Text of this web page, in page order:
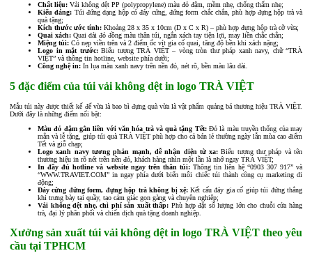
Chất liệu: Vải không dệt PP (polypropylene) màu đỏ đậm, mềm nhẹ, chống thấm nhẹ;
Kiểu dáng: Túi đứng dạng hộp có đáy cứng, đứng form chắc chắn, phù hợp đựng hộp trà và
quà tặng;
Kích thước ước tính: Khoảng 28 x 35 x 10cm (D x C x R) – phù hợp đựng hộp trà cỡ vừa;
Quai xách: Quai dải đỏ đồng màu thân túi, ngắn xách tay tiện lợi, may liền chắc chắn;
Miệng túi: Có nẹp viền trên và 2 điểm ốc vít gia cố quai, tăng độ bền khi xách nặng;
Logo in mặt trước:Biểu tượng TRÀ VIỆT – vòng tròn thư pháp xanh navy, chữ “TRÀ
VIỆT” và thông tin hotline, website phía dưới;
Công nghệ in: In lụa màu xanh navy trên nền đỏ, nét rõ, bền màu lâu dài.
5 đặc điểm của túi vải không dệt in logo TRÀ VIỆT
Mẫu túi này được thiết kế để vừa là bao bì đựng quà vừa là vật phẩm quảng bá thương hiệu TRÀ VIỆT.
Dưới đây là những điểm nổi bật:
Màu đỏ đậm gắn liền với văn hóa trà và quà tặng Tết:Đỏ là màu truyền thống của may
mắn và lễ tặng, giúp túi quà TRÀ VIỆT phù hợp cho cả bán lẻ thường ngày lẫn mùa cao điểm
Tết và giỗ chạp;
Logo xanh navy tương phản mạnh, dễ nhận diện từ xa: Biểu tượng thư pháp và tên
thương hiệu in rõ nét trên nền đỏ, khách hàng nhìn một lần là nhớ ngay TRÀ VIỆT;
In đầy đủ hotline và website ngay trên thân túi: Thông tin liên hệ “0903 307 917” và
“WWW.TRAVIET.COM” in ngay phía dưới biến mỗi chiếc túi thành công cụ marketing di
động;
Đáy cứng đứng form, đựng hộp trà không bị xệ: Kết cấu đáy gia cố giúp túi đứng thẳng
khi trưng bày tại quầy, tạo cảm giác gọn gàng và chuyên nghiệp;
Vải không dệt nhẹ, chi phí sản xuất thấp: Phù hợp đặt số lượng lớn cho chuỗi cửa hàng
trà, đại lý phân phối và chiến dịch quà tặng doanh nghiệp.
Xưởng sản xuất túi vải không dệt in logo TRÀ VIỆT theo yêu
cầu tại TPHCM